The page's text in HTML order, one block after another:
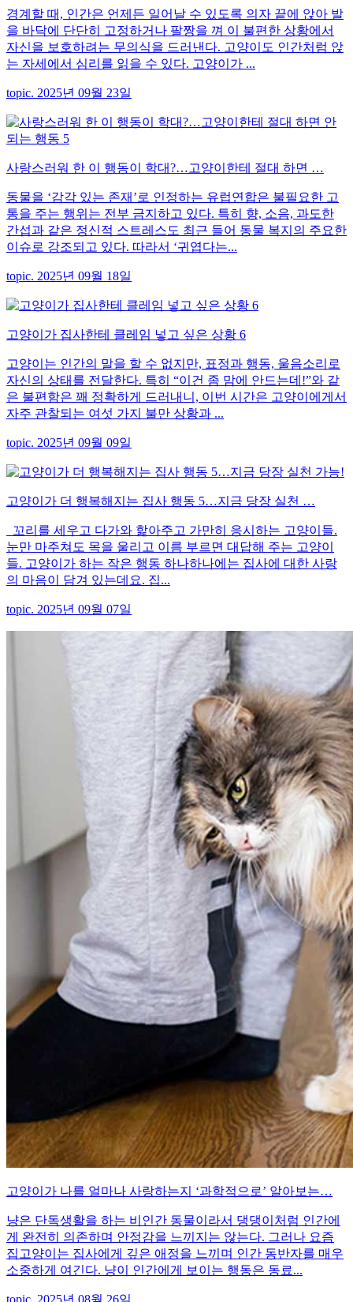
경계할 때, 인간은 언제든 일어날 수 있도록 의자 끝에 앉아 발
을 바닥에 단단히 고정하거나 팔짱을 껴 이 불편한 상황에서
자신을 보호하려는 무의식을 드러낸다. 고양이도 인간처럼 앉
는 자세에서 심리를 읽을 수 있다. 고양이가 ...
topic. 2025년 09월 23일
사랑스러워 한 이 행동이 학대?…고양이한테 절대 하면 …
동물을 ‘감각 있는 존재’로 인정하는 유럽연합은 불필요한 고
통을 주는 행위는 전부 금지하고 있다. 특히 향, 소음, 과도한
간섭과 같은 정신적 스트레스도 최근 들어 동물 복지의 주요한
이슈로 강조되고 있다. 따라서 ‘귀엽다는...
topic. 2025년 09월 18일
고양이가 집사한테 클레임 넣고 싶은 상황 6
고양이는 인간의 말을 할 수 없지만, 표정과 행동, 울음소리로
자신의 상태를 전달한다. 특히 “이건 좀 맘에 안드는데!”와 같
은 불편함은 꽤 정확하게 드러내니, 이번 시간은 고양이에게서
자주 관찰되는 여섯 가지 불만 상황과 ...
topic. 2025년 09월 09일
고양이가 더 행복해지는 집사 행동 5…지금 당장 실천 …
꼬리를 세우고 다가와 핥아주고 가만히 응시하는 고양이들.
눈만 마주쳐도 목을 울리고 이름 부르면 대답해 주는 고양이
들. 고양이가 하는 작은 행동 하나하나에는 집사에 대한 사랑
의 마음이 담겨 있는데요. 집...
topic. 2025년 09월 07일
고양이가 나를 얼마나 사랑하는지 ‘과학적으로’ 알아보는…
냥은 단독생활을 하는 비인간 동물이라서 댕댕이처럼 인간에
게 완전히 의존하며 안정감을 느끼지는 않는다. 그러나 요즘
집고양이는 집사에게 깊은 애정을 느끼며 인간 동반자를 매우
소중하게 여긴다. 냥이 인간에게 보이는 행동은 동료...
topic. 2025년 08월 26일